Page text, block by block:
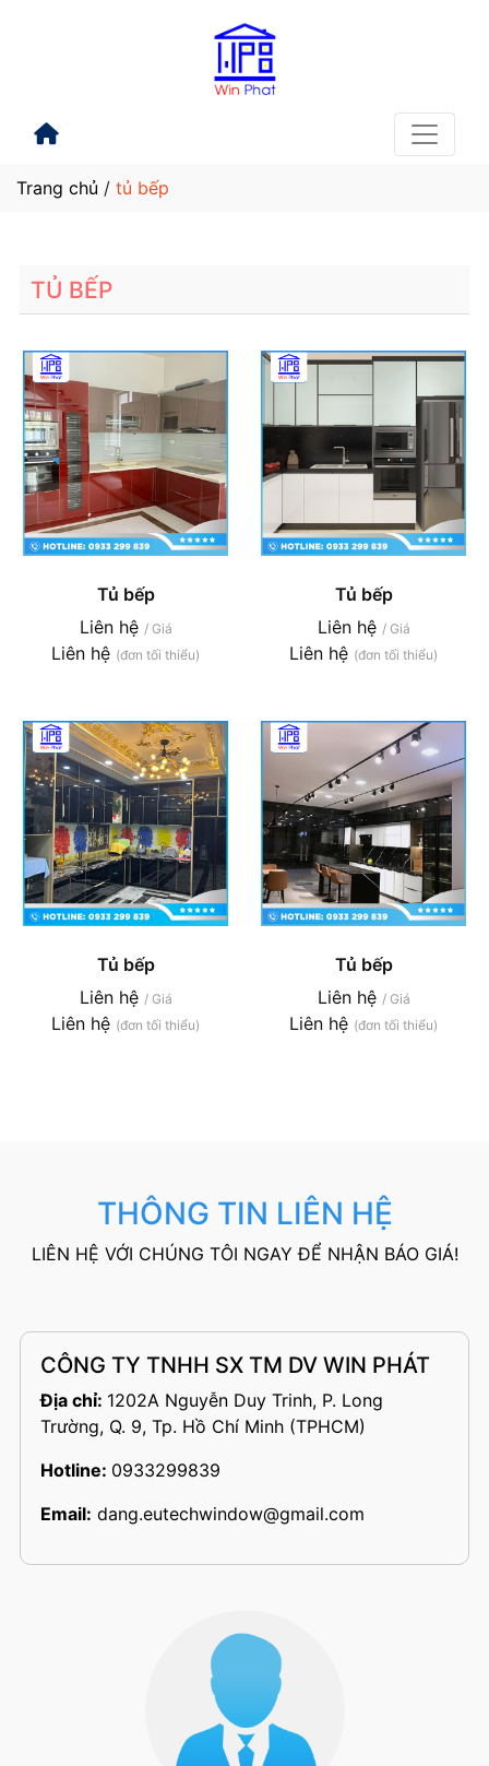
Trang chủ / tủ bếp
TỦ BẾP
Tủ bếp
Liên hệ / Giá
Liên hệ (đơn tối thiểu)
Tủ bếp
Liên hệ / Giá
Liên hệ (đơn tối thiểu)
Tủ bếp
Liên hệ / Giá
Liên hệ (đơn tối thiểu)
Tủ bếp
Liên hệ / Giá
Liên hệ (đơn tối thiểu)
THÔNG TIN LIÊN HỆ
LIÊN HỆ VỚI CHÚNG TÔI NGAY ĐỂ NHẬN BÁO GIÁ!
CÔNG TY TNHH SX TM DV WIN PHÁT
Địa chỉ: 1202A Nguyễn Duy Trinh, P. Long
Trường, Q. 9, Tp. Hồ Chí Minh (TPHCM)
Hotline: 0933299839
Email: dang.eutechwindow@gmail.com